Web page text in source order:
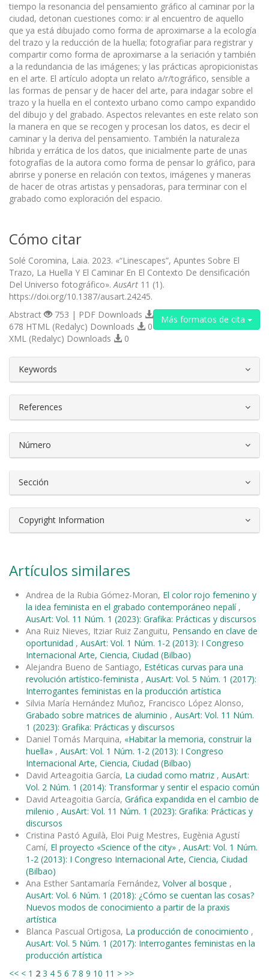
tiempo la resonancia del pensamiento gráfico al caminar por la
ciudad, detonan cuestiones como: ir al encuentro de aquello
que ya está dibujado como forma de aproximarse a la ecología
del trazo y la reducción de la huella; fotografiar para registrar y
compartir como forma de aproximarse a la seriación y también
a la redundancia de las imágenes; y las prácticas apropicionistas
en el arte. El artículo adopta un relato a/r/tográfico, sensible a
las formas de pensar y de hacer del arte, para indagar sobre el
trazo y la huella en el contexto urbano como campo expandido
del dibujo y del grabado. Aspectos relevantes en este relato son
la manera en que se recogen y procesan los datos, es decir el
caminar y la deriva del pensamiento. También la naturaleza
híbrida y errática de los datos, que inicialmente parte de unas
fotografías de la autora como forma de pensar lo gráfico, para
abrirse y ponerse en relación con textos, imágenes y maneras
de hacer de otras artistas y pensadoras, para terminar con el
grabado como exploración del espacio.
Cómo citar
Solé Coromina, Laia. 2023. «“Linescapes”, Apuntes Sobre El
Trazo, La Huella Y El Caminar En El Contexto De densificación
Del Universo fotográfico».AusArt 11 (1).
https://doi.org/10.1387/ausart.24245.
Más formatos de cita
Abstract
753 | PDF Downloads
678 HTML (Redalyc) Downloads
0
XML (Redalyc) Downloads
0
Keywords
References
Número
Sección
Copyright Information
Artículos similares
Andrea de la Rubia Gómez-Moran, El color rojo femenino y
la idea feminista en el grabado contemporáneo nepalí ,
AusArt: Vol. 11 Núm. 1 (2023): Grafika: Prácticas y discursos
Ana Ruiz Nieves, Itziar Ruiz Zanguitu, Pensando en clave de
oportunidad , AusArt: Vol. 1 Núm. 1-2 (2013): I Congreso
Internacional Arte, Ciencia, Ciudad (Bilbao)
Alejandra Bueno de Santiago, Estéticas curvas para una
revolución artístico-feminista , AusArt: Vol. 5 Núm. 1 (2017):
Interrogantes feministas en la producción artística
Silvia María Hernández Muñoz, Francisco López Alonso,
Grabado sobre matrices de aluminio , AusArt: Vol. 11 Núm.
1 (2023): Grafika: Prácticas y discursos
Daniel Tomás Marquina, «Habitar la memoria, construir la
huella» , AusArt: Vol. 1 Núm. 1-2 (2013): I Congreso
Internacional Arte, Ciencia, Ciudad (Bilbao)
David Arteagoitia García, La ciudad como matriz , AusArt:
Vol. 2 Núm. 1 (2014): Transformar y sentir el espacio común
David Arteagoitia García, Gráfica expandida en el cambio de
milenio , AusArt: Vol. 11 Núm. 1 (2023): Grafika: Prácticas y
discursos
Cristina Pastó Aguilà, Eloi Puig Mestres, Eugènia Agustí
Camí, El proyecto «Science of the city» , AusArt: Vol. 1 Núm.
1-2 (2013): I Congreso Internacional Arte, Ciencia, Ciudad
(Bilbao)
Ana Esther Santamaría Fernández, Volver al bosque ,
AusArt: Vol. 6 Núm. 1 (2018): ¿Cómo se cuentan las cosas?
Nuevos modos de conocimiento a partir de la praxis
artística
Blanca Pascual Ortigosa, La producción de conocimiento ,
AusArt: Vol. 5 Núm. 1 (2017): Interrogantes feministas en la
producción artística
<< < 1 2 3 4 5 6 7 8 9 10 11 > >>